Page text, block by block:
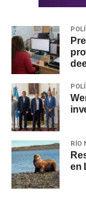
RÍO
en